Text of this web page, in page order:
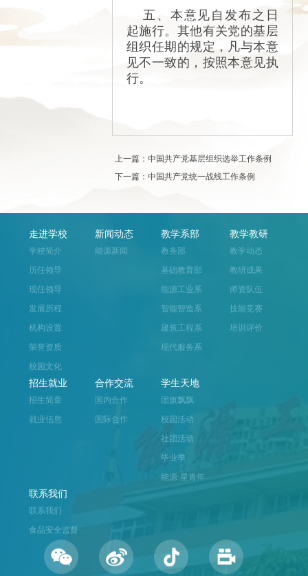
五、本意见自发布之日
起施行。其他有关党的基层
组织任期的规定，凡与本意
见不一致的，按照本意见执
行。
上一篇：中国共产党基层组织选举工作条例
下一篇：中国共产党统一战线工作条例
走进学校
学校简介
历任领导
现任领导
发展历程
机构设置
荣誉资质
校园文化
新闻动态
能源新闻
教学系部
教务部
基础教育部
能源工业系
智能智造系
建筑工程系
现代服务系
教学教研
教学动态
教研成果
师资队伍
技能竞赛
培训评价
招生就业
招生简章
就业信息
合作交流
国内合作
国际合作
学生天地
团旗飘飘
校园活动
社团活动
毕业季
能源·星青年
联系我们
联系我们
食品安全监督